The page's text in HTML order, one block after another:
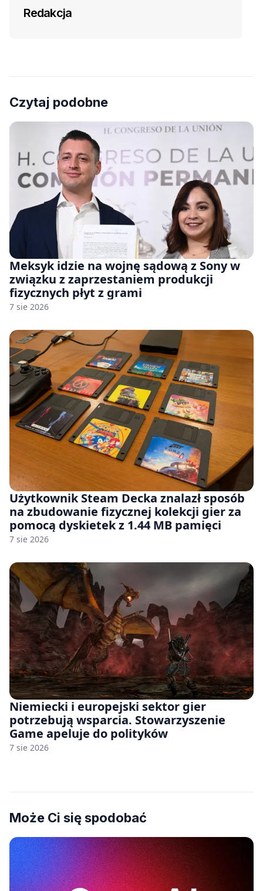
Redakcja
Czytaj podobne
Meksyk idzie na wojnę sądową z Sony w
związku z zaprzestaniem produkcji
fizycznych płyt z grami
7 sie 2026
Użytkownik Steam Decka znalazł sposób
na zbudowanie fizycznej kolekcji gier za
pomocą dyskietek z 1.44 MB pamięci
7 sie 2026
Niemiecki i europejski sektor gier
potrzebują wsparcia. Stowarzyszenie
Game apeluje do polityków
7 sie 2026
Może Ci się spodobać